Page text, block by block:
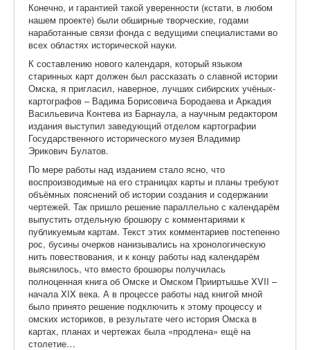
Конечно, и гарантией такой уверенности (кстати, в любом
нашем проекте) были обширные творческие, годами
наработанные связи фонда с ведущими специалистами во
всех областях исторической науки.
К составлению нового календаря, который языком
старинных карт должен был рассказать о славной истории
Омска, я пригласил, наверное, лучших сибирских учёных-
картографов – Вадима Борисовича Бородаева и Аркадия
Васильевича Контева из Барнаула, а научным редактором
издания выступил заведующий отделом картографии
Государственного исторического музея Владимир
Эрикович Булатов.
По мере работы над изданием стало ясно, что
воспроизводимые на его страницах карты и планы требуют
объёмных пояснений об истории создания и содержании
чертежей. Так пришло решение параллельно с календарём
выпустить отдельную брошюру с комментариями к
публикуемым картам. Текст этих комментариев постепенно
рос, бусины очерков нанизывались на хронологическую
нить повествования, и к концу работы над календарём
выяснилось, что вместо брошюры получилась
полноценная книга об Омске и Омском Прииртышье XVII –
начала XIX века. А в процессе работы над книгой мной
было принято решение подключить к этому процессу и
омских историков, в результате чего история Омска в
картах, планах и чертежах была «продлена» ещё на
столетие…